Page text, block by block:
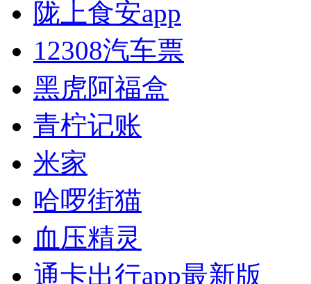
陇上食安app
12308汽车票
黑虎阿福盒
青柠记账
米家
哈啰街猫
血压精灵
通卡出行app最新版